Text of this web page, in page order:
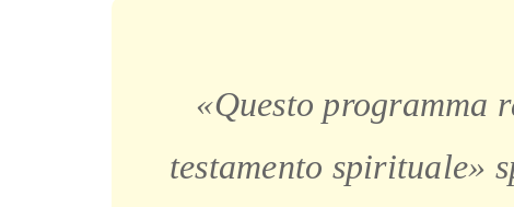
«Questo programma
testamento spirituale»